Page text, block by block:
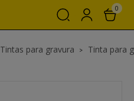
0
Tintas para gravura Tinta para